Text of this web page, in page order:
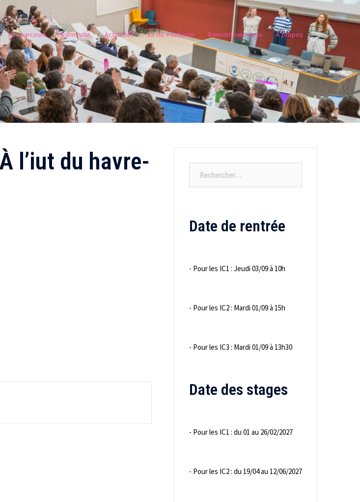
Les parcours Admission Actualités La vie étudiante Rencontrons-nous À propos
l’iut du havre-
Date de rentrée
- Pour les IC1 : Jeudi 03/09 à 10h
- Pour les IC2 : Mardi 01/09 à 15h
- Pour les IC3 : Mardi 01/09 à 13h30
Date des stages
- Pour les IC1 : du 01 au 26/02/2027
- Pour les IC2 : du 19/04 au 12/06/2027